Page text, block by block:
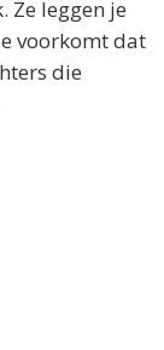
Ze leggen je
voorkomt dat
die